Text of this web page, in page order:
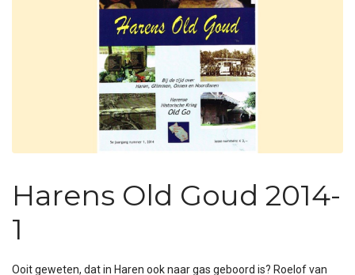
Harens Old Goud 2014-
1
Ooit geweten, dat in Haren ook naar gas geboord is? Roelof van